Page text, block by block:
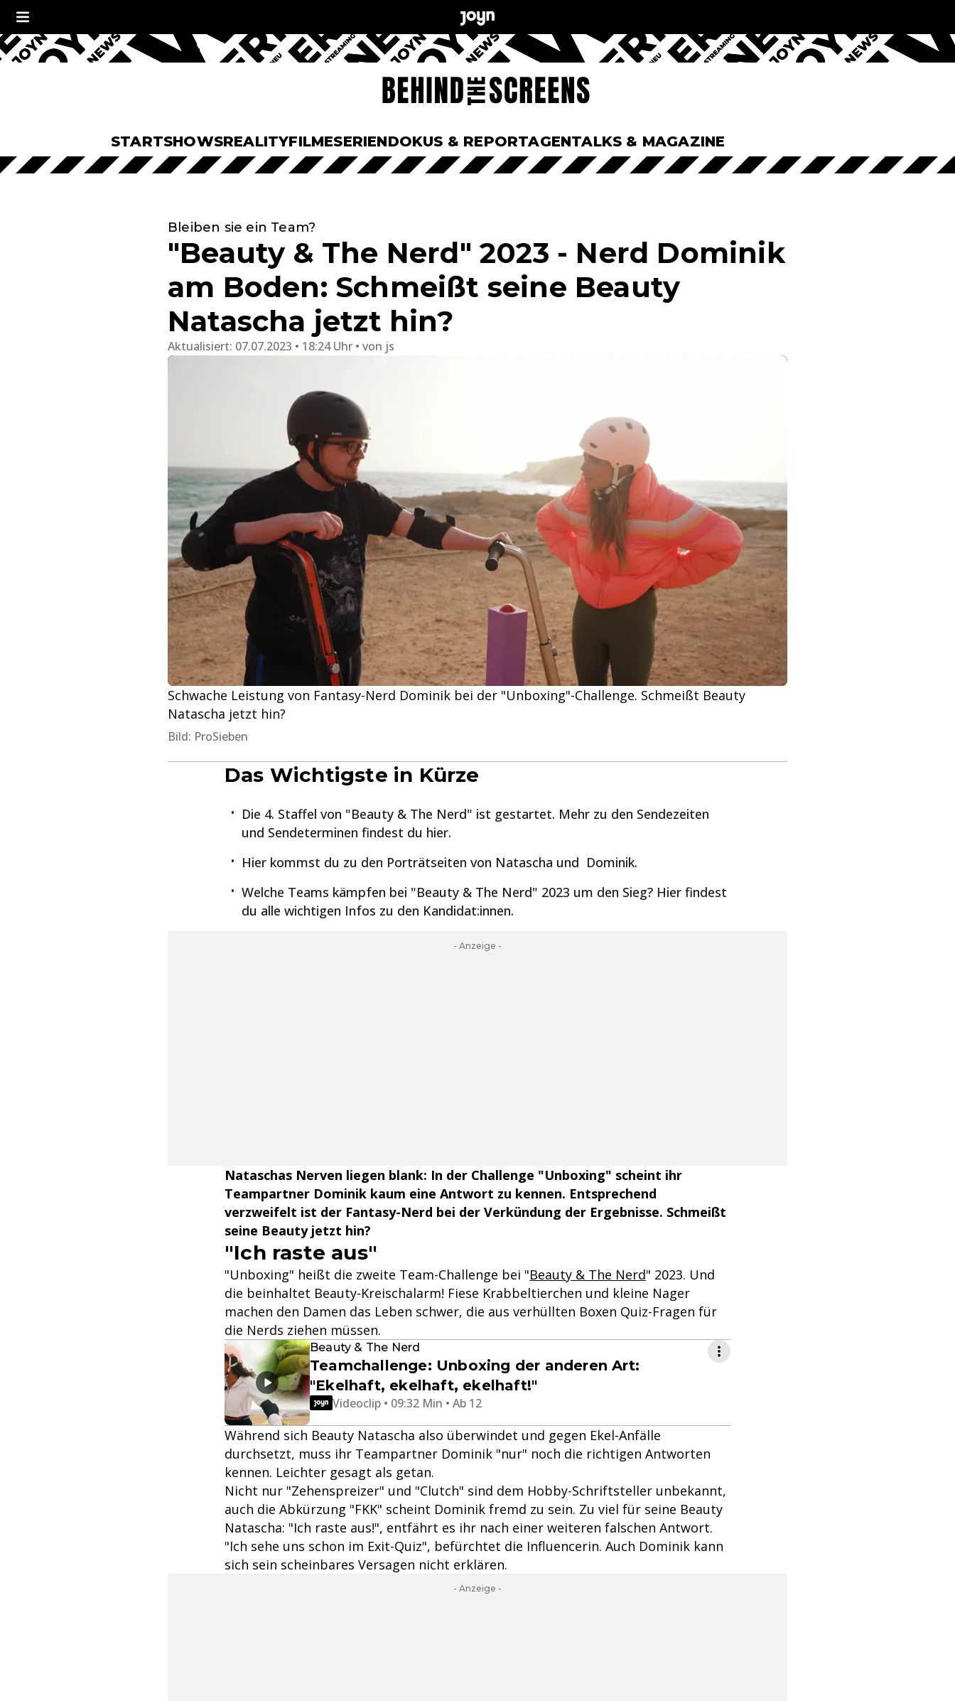
STARTSHOWSREALITYFILMESERIENDOKUS & REPORTAGENTALKS & MAGAZINE
Bleiben sie ein Team?
"Beauty & The Nerd" 2023 - Nerd Dominik
am Boden: Schmeißt seine Beauty
Natascha jetzt hin?
Aktualisiert: 07.07.2023 • 18:24 Uhr von js
Schwache Leistung von Fantasy-Nerd Dominik bei der "Unboxing"-Challenge. Schmeißt Beauty
Natascha jetzt hin?
Bild: ProSieben
Das Wichtigste in Kürze
Die 4. Staffel von "Beauty & The Nerd" ist gestartet. Mehr zu den Sendezeiten
und Sendeterminen findest du hier.
Hier kommst du zu den Porträtseiten von Natascha und Dominik.
Welche Teams kämpfen bei "Beauty & The Nerd" 2023 um den Sieg? Hier findest
du alle wichtigen Infos zu den Kandidat:innen.
- Anzeige -
Nataschas Nerven liegen blank: In der Challenge "Unboxing" scheint ihr
Teampartner Dominik kaum eine Antwort zu kennen. Entsprechend
verzweifelt ist der Fantasy-Nerd bei der Verkündung der Ergebnisse. Schmeißt
seine Beauty jetzt hin?
"Ich raste aus"
"Unboxing" heißt die zweite Team-Challenge bei "Beauty & The Nerd" 2023. Und
die beinhaltet Beauty-Kreischalarm! Fiese Krabbeltierchen und kleine Nager
machen den Damen das Leben schwer, die aus verhüllten Boxen Quiz-Fragen für
die Nerds ziehen müssen.
Beauty & The Nerd
Teamchallenge: Unboxing der anderen Art:
"Ekelhaft, ekelhaft, ekelhaft!"
Videoclip • 09:32 Min • Ab 12
Während sich Beauty Natascha also überwindet und gegen Ekel-Anfälle
durchsetzt, muss ihr Teampartner Dominik "nur" noch die richtigen Antworten
kennen. Leichter gesagt als getan.
Nicht nur "Zehenspreizer" und "Clutch" sind dem Hobby-Schriftsteller unbekannt,
auch die Abkürzung "FKK" scheint Dominik fremd zu sein. Zu viel für seine Beauty
Natascha: "Ich raste aus!", entfährt es ihr nach einer weiteren falschen Antwort.
"Ich sehe uns schon im Exit-Quiz", befürchtet die Influencerin. Auch Dominik kann
sich sein scheinbares Versagen nicht erklären.
- Anzeige -